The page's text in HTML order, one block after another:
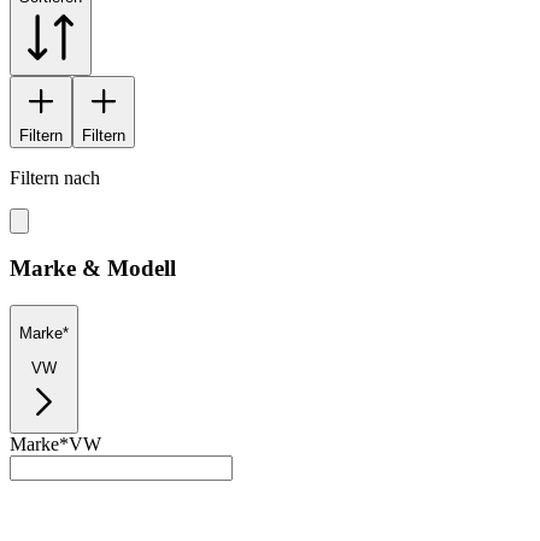
Filtern Filtern
Filtern nach
Marke & Modell
Marke*
VW
Marke*VW